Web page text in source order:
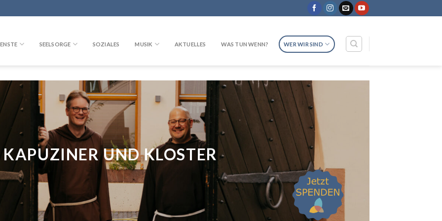
SEELSORGE SOZIALES MUSIK AKTUELLES WAS TUN WENN? WER WIR SIND
KAPUZINER UND KLOSTER